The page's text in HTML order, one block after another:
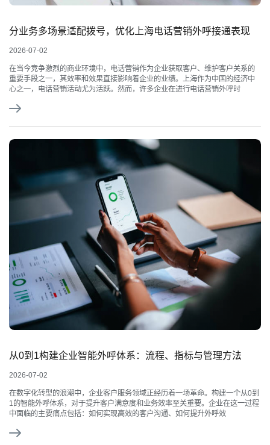
分业务多场景适配拨号，优化上海电话营销外呼接通表现
2026-07-02
在当今竞争激烈的商业环境中，电话营销作为企业获取客户、维护客户关系的
重要手段之一，其效率和效果直接影响着企业的业绩。上海作为中国的经济中
心之一，电话营销活动尤为活跃。然而，许多企业在进行电话营销外呼时
从0到1构建企业智能外呼体系：流程、指标与管理方法
2026-07-02
在数字化转型的浪潮中，企业客户服务领域正经历着一场革命。构建一个从0到
1的智能外呼体系，对于提升客户满意度和业务效率至关重要。企业在这一过程
中面临的主要痛点包括：如何实现高效的客户沟通、如何提升外呼效